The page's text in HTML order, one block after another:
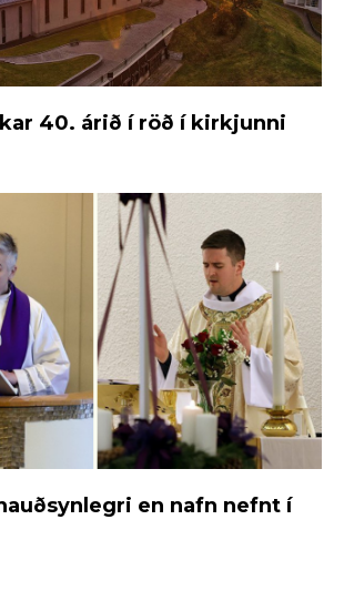
40. árið í röð í kirkjunni
en nafn nefnt í